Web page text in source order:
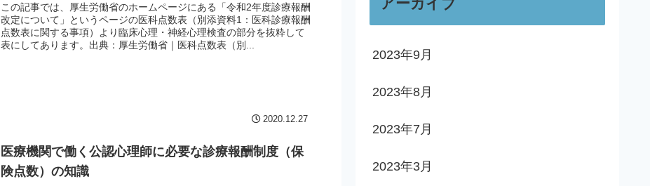
この記事では、厚生労働省のホームページにある「令和2年度診療報酬
改定について」というページの医科点数表（別添資料1：医科診療報酬
点数表に関する事項）より臨床心理・神経心理検査の部分を抜粋して
表にしてあります。出典：厚生労働省｜医科点数表（別...
2020.12.27
医療機関で働く公認心理師に必要な診療報酬制度（保
険点数）の知識
2023年9月
2023年8月
2023年7月
2023年3月